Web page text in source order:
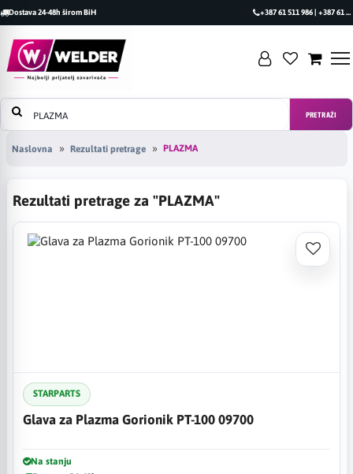
Dostava 24-48h širom BiH +387 61 511 986 | +387 61 493 470
PRETRAŽI
Naslovna Rezultati pretrage PLAZMA
Rezultati pretrage za "PLAZMA"
STARPARTS
Glava za Plazma Gorionik PT-100 09700
Na stanju